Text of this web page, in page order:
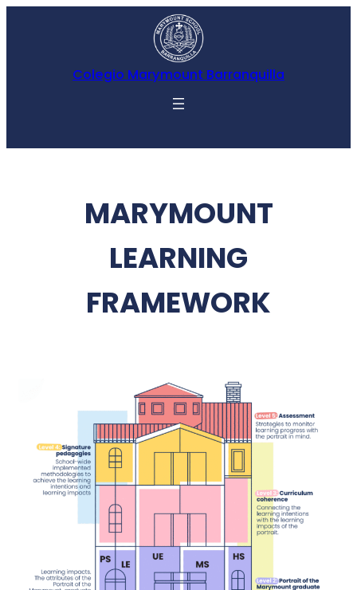
Colegio Marymount Barranquilla
MARYMOUNT
LEARNING
FRAMEWORK